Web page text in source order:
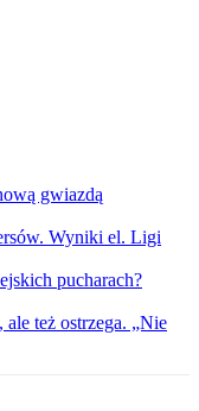
gwiazdą
Wyniki el. Ligi
pucharach?
ale też ostrzega. „Nie